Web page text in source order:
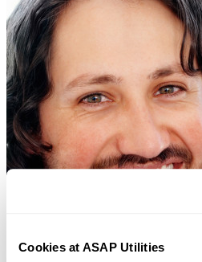
Cookies at ASAP Utilities